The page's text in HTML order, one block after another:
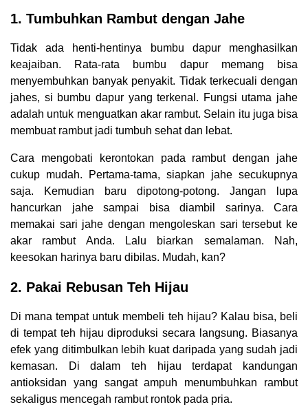
1. Tumbuhkan Rambut dengan Jahe
Tidak ada henti-hentinya bumbu dapur menghasilkan
keajaiban. Rata-rata bumbu dapur memang bisa
menyembuhkan banyak penyakit. Tidak terkecuali dengan
jahes, si bumbu dapur yang terkenal. Fungsi utama jahe
adalah untuk menguatkan akar rambut. Selain itu juga bisa
membuat rambut jadi tumbuh sehat dan lebat.
Cara mengobati kerontokan pada rambut dengan jahe
cukup mudah. Pertama-tama, siapkan jahe secukupnya
saja. Kemudian baru dipotong-potong. Jangan lupa
hancurkan jahe sampai bisa diambil sarinya. Cara
memakai sari jahe dengan mengoleskan sari tersebut ke
akar rambut Anda. Lalu biarkan semalaman. Nah,
keesokan harinya baru dibilas. Mudah, kan?
2. Pakai Rebusan Teh Hijau
Di mana tempat untuk membeli teh hijau? Kalau bisa, beli
di tempat teh hijau diproduksi secara langsung. Biasanya
efek yang ditimbulkan lebih kuat daripada yang sudah jadi
kemasan. Di dalam teh hijau terdapat kandungan
antioksidan yang sangat ampuh menumbuhkan rambut
sekaligus mencegah rambut rontok pada pria.